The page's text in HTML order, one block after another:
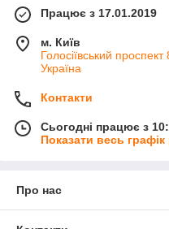
Працює з 17.01.2019
м. Київ
Голосіївський
Україна
Контакти
Сьогодні працює з
Показати весь
Про нас